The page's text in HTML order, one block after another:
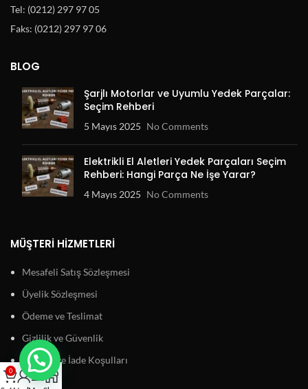
Tel: (0212) 297 97 05
Faks: (0212) 297 97 06
BLOG
Şarjlı Motorlar ve Uyumlu Yedek Parçalar:
Seçim Rehberi
5 Mayıs 2025 No Comments
Elektrikli El Aletleri Yedek Parçaları Seçim
Rehberi: Hangi Parça Ne İşe Yarar?
4 Mayıs 2025 No Comments
MÜŞTERI HIZMETLERI
Mesafeli Satış Sözleşmesi
Üyelik Sözleşmesi
Ödeme ve Teslimat
Gizlilik ve Güvenlik
Garanti ve İade Koşulları
0